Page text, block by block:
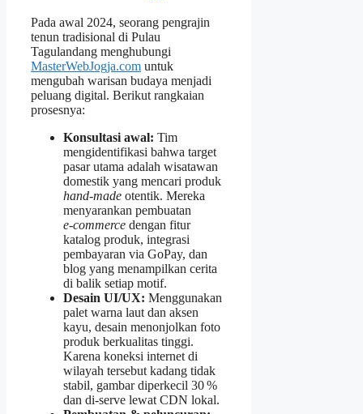
Pada awal 2024, seorang pengrajin
tenun tradisional di Pulau
Tagulandang menghubungi
MasterWebJogja.com untuk
mengubah warisan budaya menjadi
peluang digital. Berikut rangkaian
prosesnya:
Konsultasi awal: Tim
mengidentifikasi bahwa target
pasar utama adalah wisatawan
domestik yang mencari produk
hand‑made otentik. Mereka
menyarankan pembuatan
e‑commerce dengan fitur
katalog produk, integrasi
pembayaran via GoPay, dan
blog yang menampilkan cerita
di balik setiap motif.
Desain UI/UX: Menggunakan
palet warna laut dan aksen
kayu, desain menonjolkan foto
produk berkualitas tinggi.
Karena koneksi internet di
wilayah tersebut kadang tidak
stabil, gambar diperkecil 30 %
dan di‑serve lewat CDN lokal.